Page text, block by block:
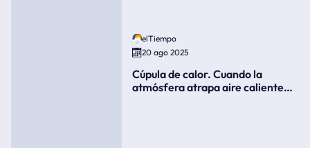
elTiempo
20 ago 2025
Cúpula de calor. Cuando la
atmósfera atrapa aire caliente